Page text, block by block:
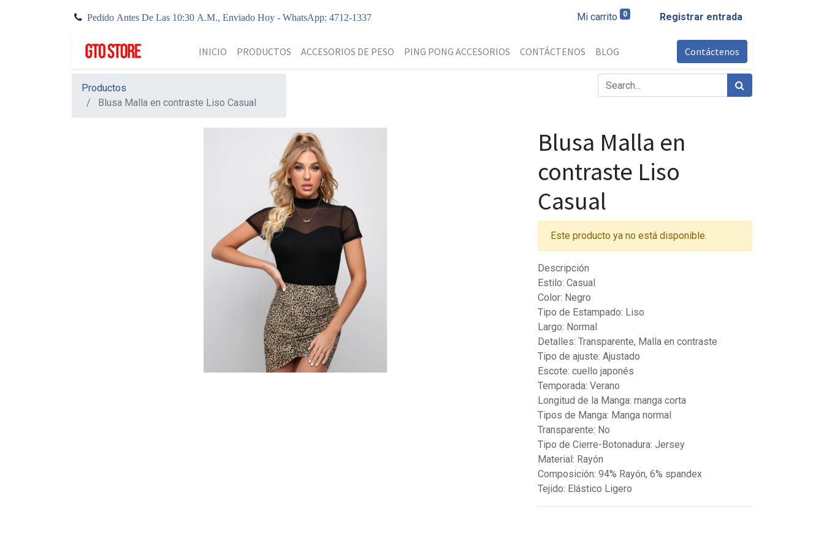
Pedido Antes De Las 10:30 A.M., Enviado Hoy - WhatsApp: 4712-1337 Mi carrito 0 Registrar entrada
INICIO PRODUCTOS ACCESORIOS DE PESO PING PONG ACCESORIOS CONTÁCTENOS BLOG Contáctenos
Productos
Blusa Malla en contraste Liso Casual
Blusa Malla en
contraste Liso
Casual
Este producto ya no está disponible.
Descripción
Estilo: Casual
Color: Negro
Tipo de Estampado: Liso
Largo: Normal
Detalles: Transparente, Malla en contraste
Tipo de ajuste: Ajustado
Escote: cuello japonés
Temporada: Verano
Longitud de la Manga: manga corta
Tipos de Manga: Manga normal
Transparente: No
Tipo de Cierre-Botonadura: Jersey
Material: Rayón
Composición: 94% Rayón, 6% spandex
Tejido: Elástico Ligero